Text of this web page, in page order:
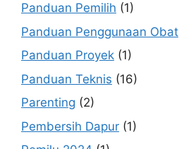
Panduan Pemilih (1)
Panduan Penggunaan Obat
Panduan Proyek (1)
Panduan Teknis (16)
Parenting (2)
Pembersih Dapur (1)